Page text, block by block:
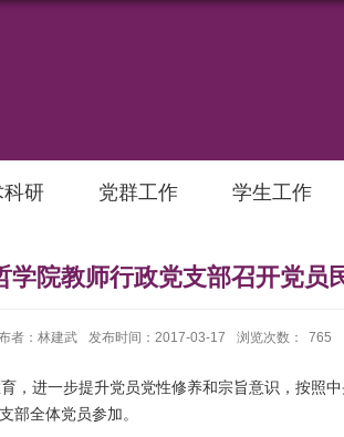
研 党群工作 学生工作
学院教师行政党支部召开党员
者：林建武 发布时间：2017-03-17 浏览次数： 765
，进一步提升党员党性修养和宗旨意识，按照
部全体党员参加。